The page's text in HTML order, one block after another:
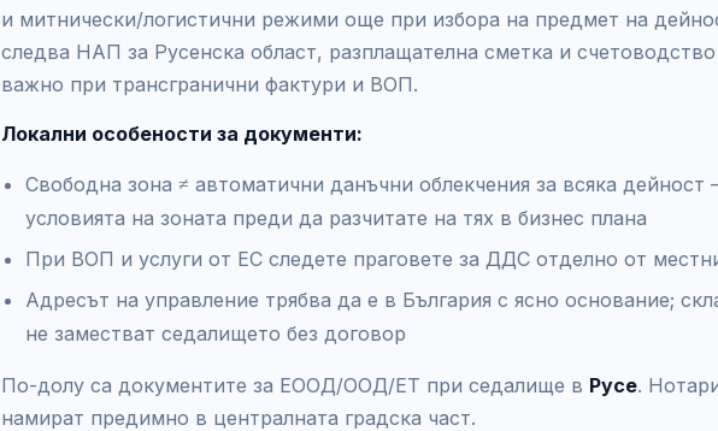
и митнически/логистични режими още при избора на предмет на
следва НАП за Русенска област, разплащателна сметка и
важно при трансгранични фактури и ВОП.
Локални особености за документи:
Свободна зона ≠ автоматични данъчни облекчения за всяка дейност
условията на зоната преди да разчитате на тях в бизнес плана
При ВОП и услуги от ЕС следете праговете за ДДС отделно от
Адресът на управление трябва да е в България с ясно основание;
не заместват седалището без договор
По-долу са документите за ЕООД/ООД/ЕТ при седалище в Русе.
намират предимно в централната градска част.